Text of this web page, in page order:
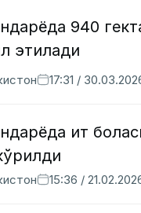
940
этилади
17:31 /
ит
15:36 /